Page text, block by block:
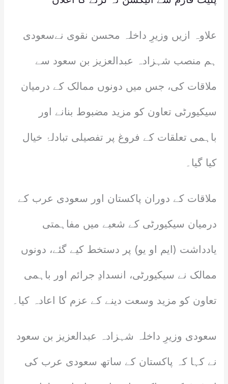
علاوہ ازیں وزیرِ داخلہ محسن نقوی نےسعودی
ہم منصب شہزادہ عبدالعزیز بن سعود سے
ملاقات کی، جس میں دونوں ممالک کے درمیان
سیکیورٹی تعاون کو مزید مضبوط بنانے اور
باہمی تعلقات کے فروغ پر تفصیلی تبادلۂ خیال
کیا گیا۔
ملاقات کے دوران پاکستان اور سعودی عرب کے
درمیان سیکیورٹی کے شعبے میں مفاہمتی
یادداشت (ایم او یو) پر دستخط کیے گئے، دونوں
ممالک نے سیکیورٹی، انسدادِ جرائم اور باہمی
تعاون کو مزید وسعت دینے کے عزم کا اعادہ کیا۔
سعودی وزیرِ داخلہ شہزادہ عبدالعزیز بن سعود
نے کہا کہ پاکستان کے ساتھ سعودی عرب کی